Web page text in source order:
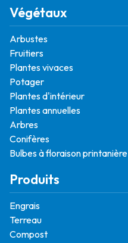
Végétaux
Arbustes
Fruitiers
Plantes vivaces
Potager
Plantes d'intérieur
Plantes annuelles
Arbres
Conifères
Bulbes à floraison printanière
Produits
Engrais
Terreau
Compost